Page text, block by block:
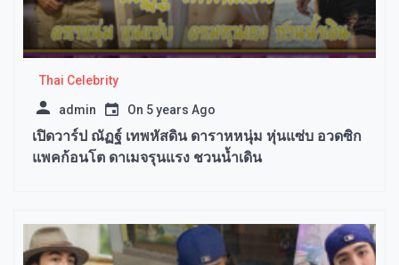
Thai Celebrity
admin On 5 years Ago
เปิดวาร์ป ณัฏฐ์ เทพหัสดิน ดาราหหนุ่ม หุ่นแซ่บ อวดซิก
แพคก้อนโต ดาเมจรุนแรง ชวนน้ำเดิน